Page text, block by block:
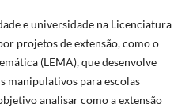
e universidade na Licenciatura
projetos de extensão, como o
(LEMA), que desenvolve
manipulativos para escolas
analisar como a extensão